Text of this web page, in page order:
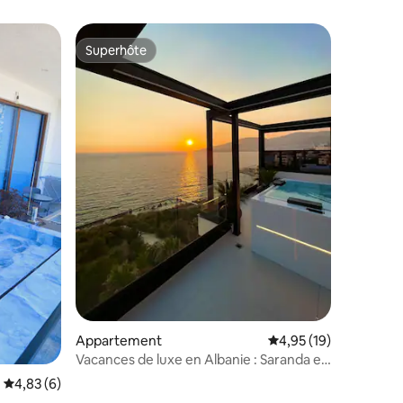
: 4,81 sur 5
Évaluation moyenne sur la base de 6 commentaires : 4,83 sur 5
4,83 (6)
Superhôte
Superhôte
Appartement Évaluation moyenne
4,95 (19)
Vacances de luxe en Albanie : Saranda en